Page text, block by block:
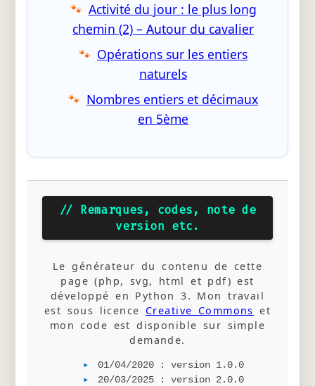
Activité du jour : le plus long
chemin (2) – Autour du cavalier
Opérations sur les entiers
naturels
Nombres entiers et décimaux
en 5ème
// Remarques, codes, note de
version etc.
Le générateur du contenu de cette
page (php, svg, html et pdf) est
développé en Python 3. Mon travail
est sous licence Creative Commons et
mon code est disponible sur simple
demande.
01/04/2020 : version 1.0.0
20/03/2025 : version 2.0.0